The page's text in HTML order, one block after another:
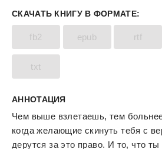
СКАЧАТЬ КНИГУ В ФОРМАТЕ:
fb2 epub rtf
txt
АННОТАЦИЯ
Чем выше взлетаешь, тем
когда желающие скинуть тебя с
дерутся за это право. И то, что ты